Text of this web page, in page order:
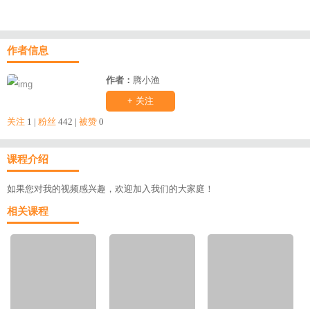
作者信息
作者： 腾小渔
+ 关注
关注 1 | 粉丝 442 | 被赞 0
课程介绍
如果您对我的视频感兴趣，欢迎加入我们的大家庭！
相关课程